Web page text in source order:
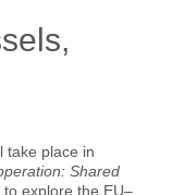
take place in
Shared
to explore the EU–